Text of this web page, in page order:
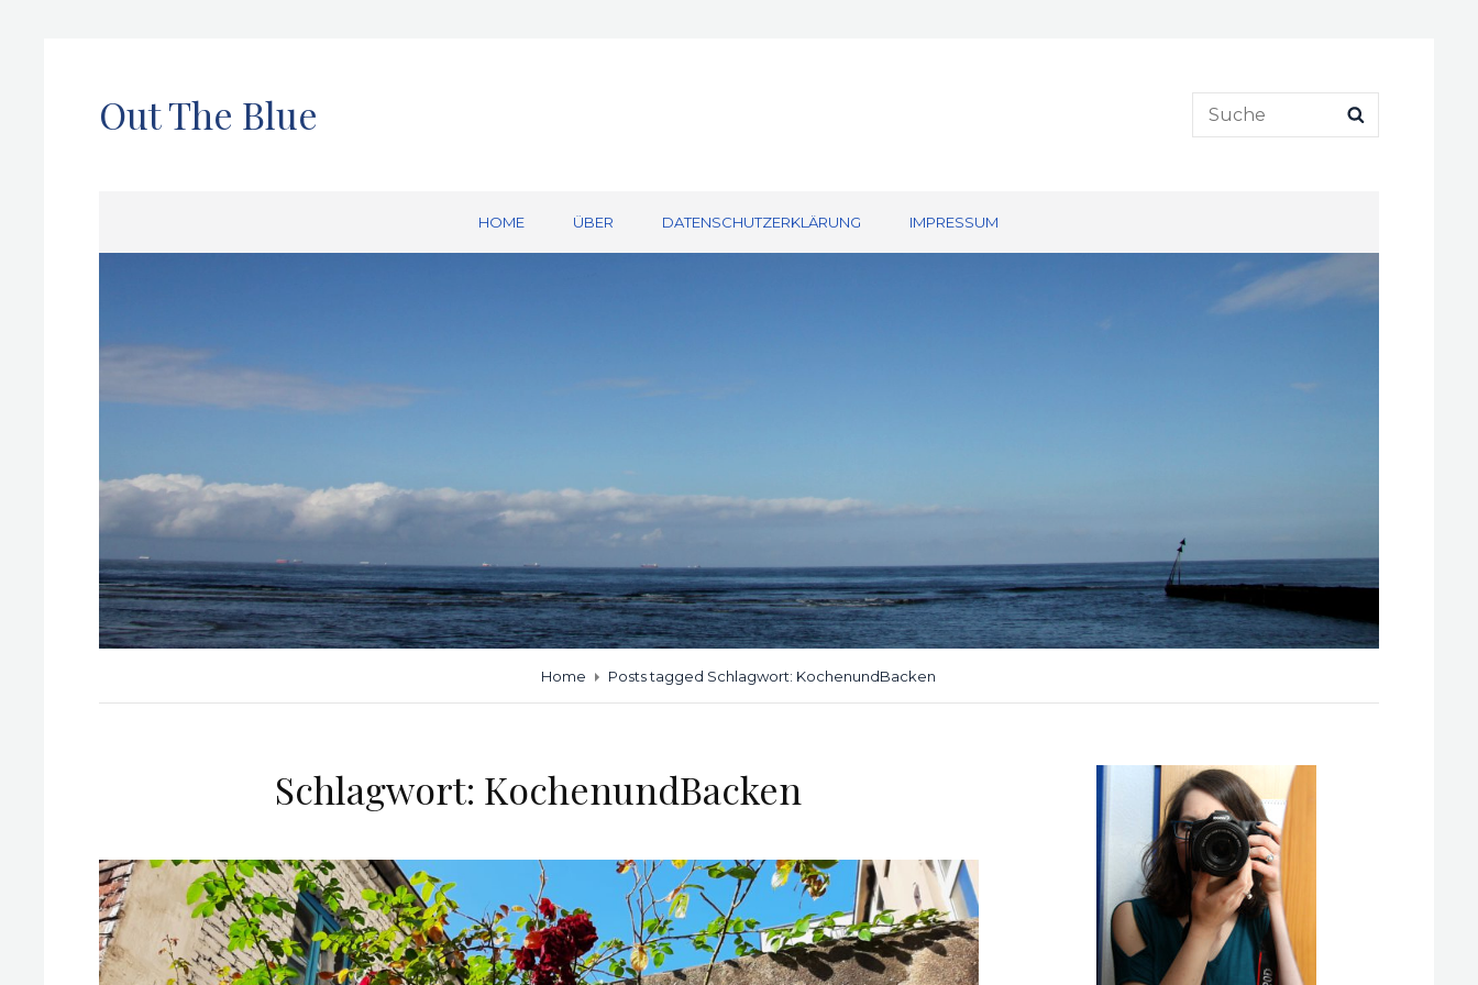
Out The Blue
Search
for:
HOME ÜBER DATENSCHUTZERKLÄRUNG IMPRESSUM
Home Posts tagged Schlagwort: KochenundBacken
Schlagwort: KochenundBacken